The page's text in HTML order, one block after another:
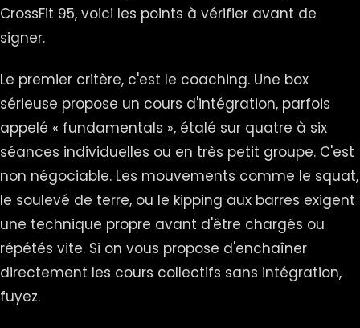
CrossFit 95, voici les points à vérifier avant de
signer.
Le premier critère, c'est le coaching. Une box
sérieuse propose un cours d'intégration, parfois
appelé « fundamentals », étalé sur quatre à six
séances individuelles ou en très petit groupe. C'est
non négociable. Les mouvements comme le squat,
le soulevé de terre, ou le kipping aux barres exigent
une technique propre avant d'être chargés ou
répétés vite. Si on vous propose d'enchaîner
directement les cours collectifs sans intégration,
fuyez.